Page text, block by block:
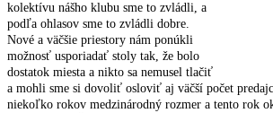
kolektívu nášho klubu sme to zvládli, a
podľa ohlasov sme to zvládli dobre.
Nové a väčšie priestory nám ponúkli
možnosť usporiadať stoly tak, že bolo
dostatok miesta a nikto sa nemusel tlačiť
a mohli sme si dovoliť osloviť aj väčší počet
niekoľko rokov medzinárodný rozmer a tento rok